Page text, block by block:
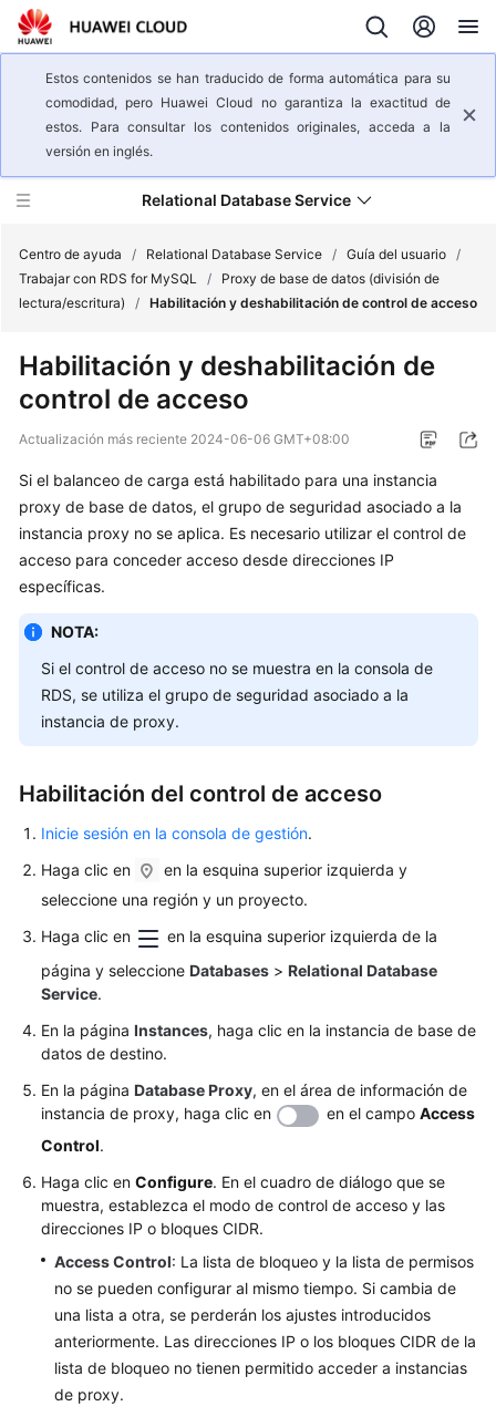
Estos contenidos se han traducido de forma automática para su
comodidad, pero Huawei Cloud no garantiza la exactitud de
estos. Para consultar los contenidos originales, acceda a la
versión en inglés.
Relational Database Service
del
servicio
Pasos
iniciales
usuario
Trabajar
RDS
for
MySQL
sobre
uso
de
RDS
MySQL
Conexión
instancia
Migración
de
bases
datos
Ajuste
de
rendimiento
Gestión
de
permisos
Centro de ayuda / Relational Database Service / Guía del usuario /
Trabajar con RDS for MySQL /
Proxy de base de datos (división de
lectura/escritura)
/ Habilitación y deshabilitación de control de acceso
Habilitación y deshabilitación de
control de acceso
Actualización más reciente 2024-06-06 GMT+08:00
Si el balanceo de carga está habilitado para una instancia
proxy de base de datos, el grupo de seguridad asociado a la
instancia proxy no se aplica. Es necesario utilizar el control de
acceso para conceder acceso desde direcciones IP
específicas.
NOTA:
Si el control de acceso no se muestra en la consola de
RDS, se utiliza el grupo de seguridad asociado a la
instancia de proxy.
Habilitación del control de acceso
Inicie sesión en la consola de gestión.
Haga clic en
en la esquina superior izquierda y
seleccione una región y un proyecto.
Haga clic en
en la esquina superior izquierda de la
página y seleccione Databases > Relational Database
Service.
En la página Instances, haga clic en la instancia de base de
datos de destino.
En la página Database Proxy, en el área de información de
instancia de proxy, haga clic en
en el campo Access
Control.
Haga clic en Configure. En el cuadro de diálogo que se
muestra, establezca el modo de control de acceso y las
direcciones IP o bloques CIDR.
Access Control: La lista de bloqueo y la lista de permisos
no se pueden configurar al mismo tiempo. Si cambia de
una lista a otra, se perderán los ajustes introducidos
anteriormente. Las direcciones IP o los bloques CIDR de la
lista de bloqueo no tienen permitido acceder a instancias
de proxy.